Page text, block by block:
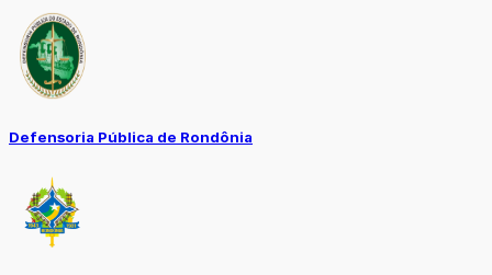
Defensoria Pública de Rondônia